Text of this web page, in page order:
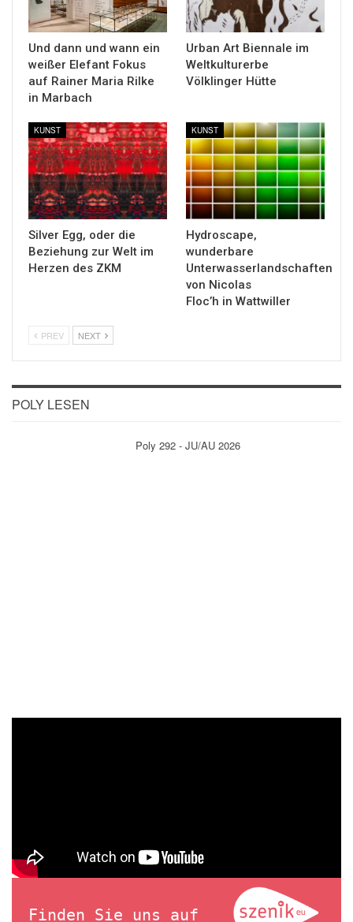
Und dann und wann ein
weißer Elefant Fokus
auf Rainer Maria Rilke
in Marbach
Urban Art Biennale im
Weltkulturerbe
Völklinger Hütte
KUNST
Silver Egg, oder die
Beziehung zur Welt im
Herzen des ZKM
KUNST
Hydroscape,
wunderbare
Unterwasserlandschaften
von Nicolas
Floc’h in Wattwiller
PREV NEXT
POLY LESEN
Poly 292 - JU/AU 2026
Finden Sie uns auf